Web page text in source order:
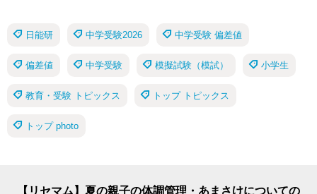
日能研 中学受験2026 中学受験 偏差値
偏差値 中学受験 模擬試験（模試） 小学生
教育・受験 トピックス トップ トピックス
トップ photo
【リセマム】夏の親子の体調管理・あまさけについての